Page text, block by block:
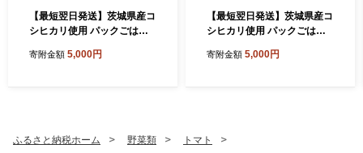
【最短翌日発送】茨城県産コ
シヒカリ使用 パックごはん
カリ こしひかり もち麦 パッ
寄附金額 5,000円
【最短翌日発送】茨城県産コ
シヒカリ使用 パックごはん
リ こしひかり 玄米 パックご
寄附金額 5,000円
ふるさと納税ホーム 野菜類 トマト